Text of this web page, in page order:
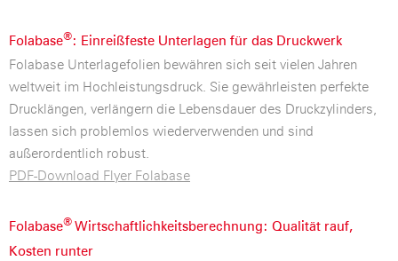
Folabase®: Einreißfeste Unterlagen für das Druckwerk
Folabase Unterlagefolien bewähren sich seit vielen Jahren
weltweit im Hochleistungsdruck. Sie gewährleisten perfekte
Drucklängen, verlängern die Lebensdauer des Druckzylinders,
lassen sich problemlos wiederverwenden und sind
außerordentlich robust.
PDF-Download Flyer Folabase
Folabase®Wirtschaftlichkeitsberechnung: Qualität rauf,
Kosten runter